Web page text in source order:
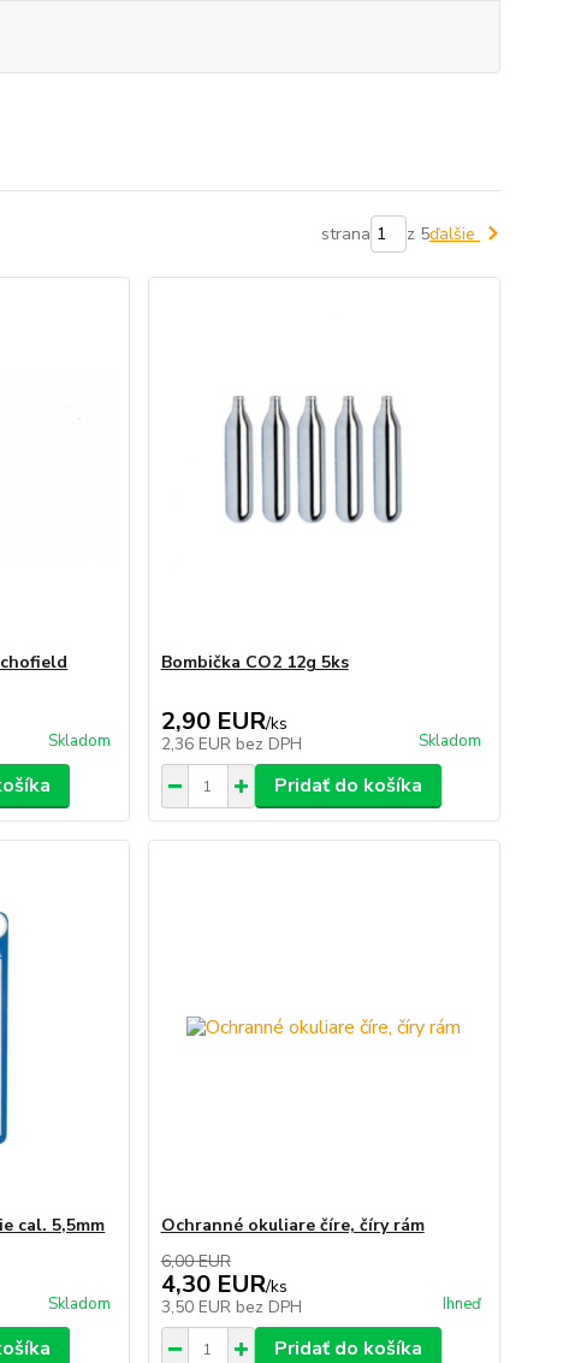
strana z 5ďalšie
Skladom
Bombička CO2 12g 5ks
2,90 EUR/ks
2,36 EUR bez DPH Skladom
Pridať do košíka
cal. 5,5mm
Skladom
Ochranné okuliare číre, číry rám
6,00 EUR
4,30 EUR/ks
3,50 EUR bez DPH Ihneď
Pridať do košíka